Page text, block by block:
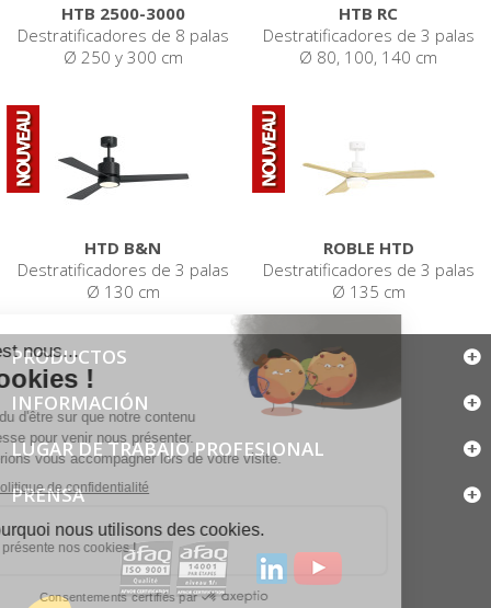
HTB 2500-3000
Destratificadores de 8 palas
Ø 250 y 300 cm
HTB RC
Destratificadores de 3 palas
Ø 80, 100, 140 cm
HTD B&N
Destratificadores de 3 palas
Ø 130 cm
ROBLE HTD
Destratificadores de 3 palas
Ø 135 cm
PRODUCTOS
INFORMACIÓN
LUGAR DE TRABAJO PROFESIONAL
PRENSA